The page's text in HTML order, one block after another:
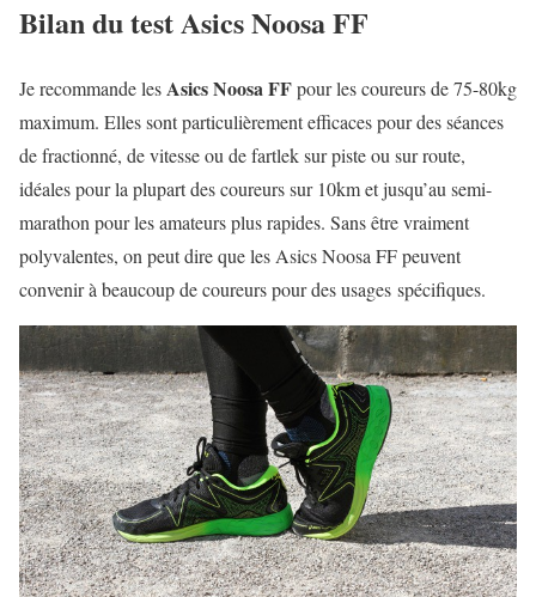
Bilan du test Asics Noosa FF
Je recommande lesAsics Noosa FFpour les coureurs de 75-80kg
maximum. Elles sont particulièrement efficaces pour des séances
de fractionné, de vitesse ou de fartlek sur piste ou sur route,
idéales pour la plupart des coureurs sur 10km et jusqu’au semi-
marathon pour les amateurs plus rapides. Sans être vraiment
polyvalentes, on peut dire que les Asics Noosa FF peuvent
convenir à beaucoup de coureurs pour des usages spécifiques.